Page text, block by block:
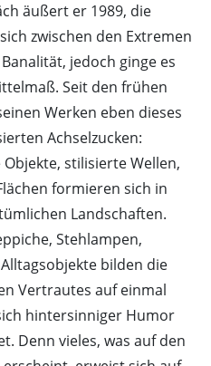
äußert er 1989, die
zwischen den Extremen
jedoch ginge es
Seit den frühen
Werken eben dieses
Achselzucken:
stilisierte Wellen,
formieren sich in
Landschaften.
Stehlampen,
bilden die
Vertrautes auf einmal
hintersinniger Humor
Denn vieles, was auf den